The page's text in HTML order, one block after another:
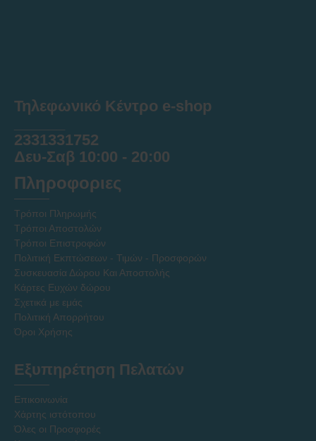
Τηλεφωνικό Κέντρο e-shop
2331331752
Δευ-Σαβ 10:00 - 20:00
Πληροφοριες
Τρόποι Πληρωμής
Τρόποι Αποστολών
Τρόποι Επιστροφών
Πολιτική Εκπτώσεων - Τιμών - Προσφορών
Συσκευασία Δώρου Και Αποστολής
Κάρτες Ευχών δώρου
Σχετικά με εμάς
Πολιτική Απορρήτου
Όροι Χρήσης
Εξυπηρέτηση Πελατών
Επικοινωνία
Χάρτης ιστότοπου
Όλες οι Προσφορές